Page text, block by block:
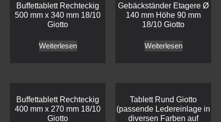
Buffettablett Rechteckig
500 mm x 340 mm 18/10
Giotto
Weiterlesen
Gebäckständer Etagere Ø
140 mm Höhe 90 mm
18/10 Giotto
Weiterlesen
Buffettablett Rechteckig
400 mm x 270 mm 18/10
Giotto
Tablett Rund Giotto
(passende Ledereinlage in
diversen Farben auf